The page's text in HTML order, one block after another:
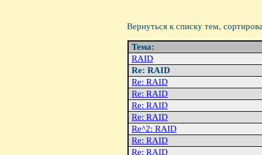
Вернуться к списку тем,
Тема:
RAID
Re: RAID
Re: RAID
Re: RAID
Re: RAID
Re: RAID
Re^2: RAID
Re: RAID
Re: RAID